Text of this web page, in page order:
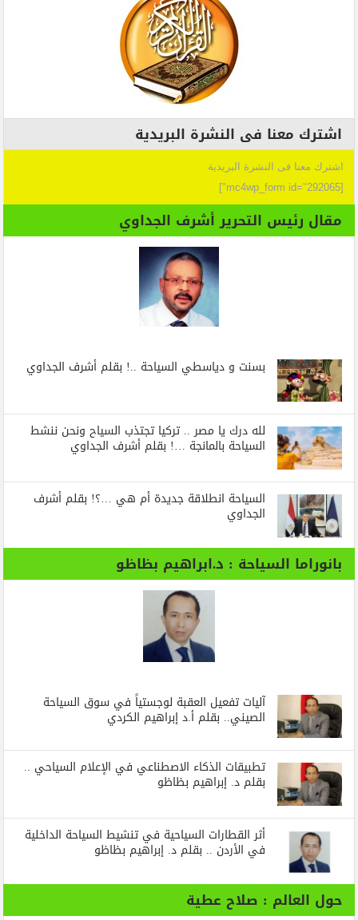
اشترك معنا فى النشرة البريدية
اشترك معنا فى النشرة البريدية
[mc4wp_form id="292065"]
مقال رئيس التحرير أشرف الجداوي
بسنت و دياسطي السياحة ..! بقلم أشرف الجداوي
لله درك يا مصر .. تركيا تجتذب السياح ونحن ننشط
السياحة بالمانجة …! بقلم أشرف الجداوي
السياحة انطلاقة جديدة أم هي …؟! بقلم أشرف
الجداوي
بانوراما السياحة : د.ابراهيم بظاظو
آليات تفعيل العقبة لوجستياً في سوق السياحة
الصيني.. بقلم أ.د إبراهيم الكردي
تطبيقات الذكاء الاصطناعي في الإعلام السياحي ..
بقلم د. إبراهيم بظاظو
أثر القطارات السياحية في تنشيط السياحة الداخلية
في الأردن .. بقلم د. إبراهيم بظاظو
حول العالم : صلاح عطية